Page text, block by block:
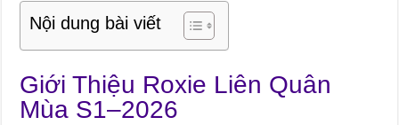
Nội dung bài viết
Giới Thiệu Roxie Liên Quân
Mùa S1–2026